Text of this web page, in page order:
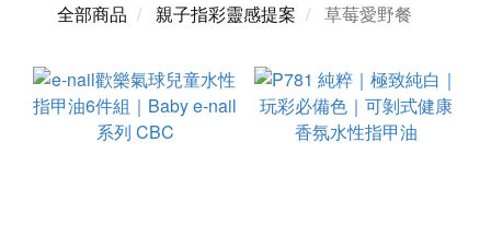
全部商品 親子指彩靈感提案 草莓愛野餐